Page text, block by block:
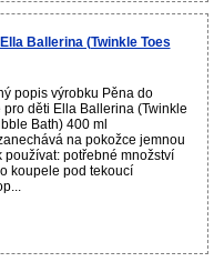
Ballerina (Twinkle Toes
popis výrobku Pěna do
pro děti Ella Ballerina (Twinkle
Bath) 400 ml
na pokožce jemnou
používat: potřebné množství
koupele pod tekoucí